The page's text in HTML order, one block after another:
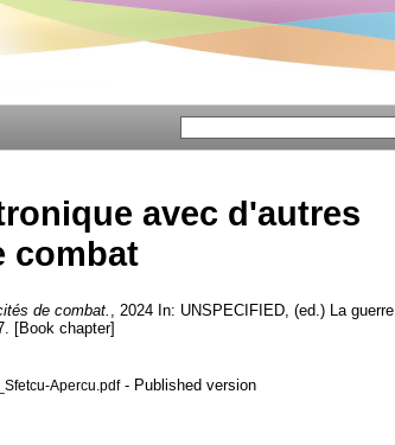
avec d'autres
combat
de combat.
, 2024 In: UNSPECIFIED, (ed.) La guerre
[Book chapter]
Apercu.pdf- Published version